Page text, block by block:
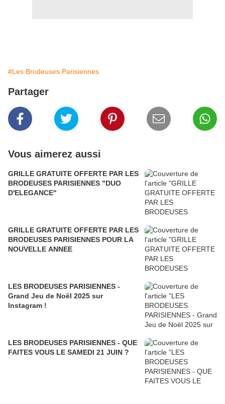
#Les Brodeuses Parisiennes
Partager
Vous aimerez aussi
GRILLE GRATUITE OFFERTE PAR LES
BRODEUSES PARISIENNES "DUO
D'ELEGANCE"
GRILLE GRATUITE OFFERTE PAR LES
BRODEUSES PARISIENNES POUR LA
NOUVELLE ANNEE
LES BRODEUSES PARISIENNES -
Grand Jeu de Noël 2025 sur
Instagram !
LES BRODEUSES PARISIENNES - QUE
FAITES VOUS LE SAMEDI 21 JUIN ?